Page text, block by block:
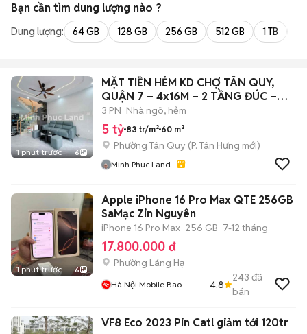
Bạn cần tìm dung lượng nào ?
Dung lượng: 64 GB 128 GB 256 GB 512 GB 1 TB
1 phút trước 6
MẶT TIỀN HẺM KD CHỢ TÂN QUY,
QUẬN 7 – 4x16M – 2 TẦNG ĐÚC –
3PN
3 PN Nhà ngõ, hẻm
5 tỷ 83 tr/m² 60 m²
Phường Tân Quy (P. Tân Hưng mới)
Minh Phuc Land
1 phút trước 6
Apple iPhone 16 Pro Max QTE 256GB
SaMạc Zin Nguyên
iPhone 16 Pro Max 256 GB 7-12 tháng
17.800.000 đ
Phường Láng Hạ
Hà Nội Mobile Bao
4.8
243 đã
bán
VF8 Eco 2023 Pin Catl giảm tới 120tr